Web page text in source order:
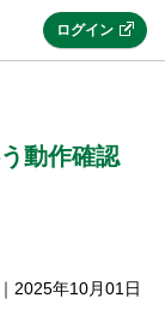
ログイン
動作確認
｜ 2025年10月01日